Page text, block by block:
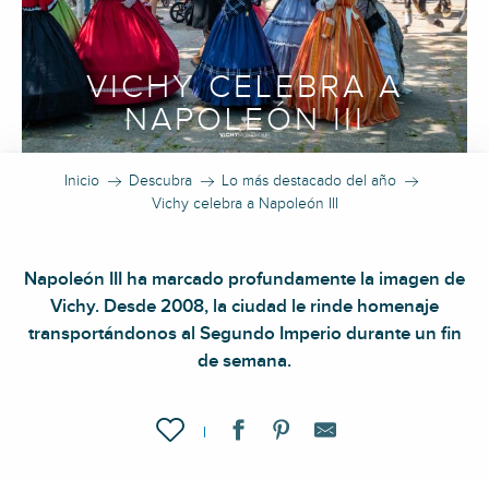
VICHY CELEBRA A
NAPOLEÓN III
Inicio Descubra
Lo más destacado del año
Vichy celebra a Napoleón III
Napoleón III ha marcado profundamente la imagen de
Vichy. Desde 2008, la ciudad le rinde homenaje
transportándonos al Segundo Imperio durante un fin
de semana.
Ajouter aux favoris